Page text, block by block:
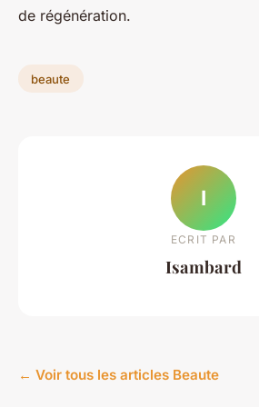
de régénération.
beaute
I
ECRIT PAR
Isambard
← Voir tous les articles Beaute